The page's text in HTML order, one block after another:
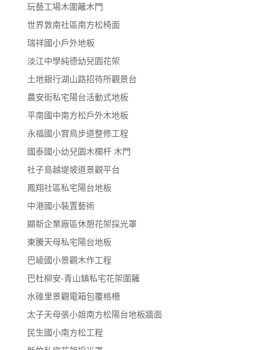
玩藝工場木圍籬木門
世界敦南社區南方松椅面
瑞祥國小戶外地板
淡江中學純德幼兒園花架
土地銀行湖山路招待所觀景台
農安街私宅陽台活動式地板
平南國中南方松戶外木地板
永福國小賞鳥步道整修工程
國泰國小幼兒園木欄杆 木門
社子島越堤坡道景觀平台
鳳翔社區私宅陽台地板
中港國小裝置藝術
顯新企業廠區休憩花架採光罩
東騰天母私宅陽台地板
巴崚國小景觀木作工程
巴杜柳安-青山鎮私宅花架圍籬
水碓里景觀電箱包覆格柵
太子天母張小姐南方松陽台地板牆面
民生國小南方松工程